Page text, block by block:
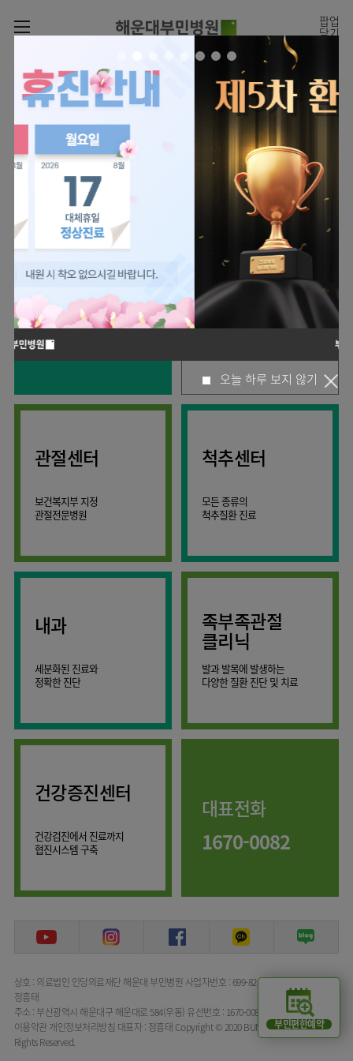
오늘 하루 보지 않기
팝업
닫기
로그인
회원가입
나의진료정보
온라인진료예약
증명서재발급
증명서발급내역
전문센터
전체보기
로봇수술센터
족부·
족관절클리닉
소아골절클리닉
척추내시경센터
척추변형센터
심뇌혈관센터
인공신장센터
특수치료내시경센터
간담도췌장이식센터
건강증진센터
외상골절센터
인터벤션센터
인지장애
류마티스센터
복강경수술센터
진료시간표
진료과 전체보기
정형외과
소아청소년정형외과
신경외과
신경과
내과
내분비내과
신장내과
호흡기내과
외과
비뇨의학과
산부인과
가정의학과
마취통증의학과
응급의학과
의료진
외래진료
입/
병문안
응급실
진료협력센터
콜센터
증명서재발급
비급여진료비
장비안내
층별안내
주차시설
안내
오시는길
병원소개
병원장인사말
비전과
부민스토리
연혁
조직도
임상시험센터
미디어센터
언론보도
칭찬합시다
고객의소리
부민병원
부민그룹소개
이사장소개
비전과
핵심가치
부민스토리
글로벌
얼라이언스
조직도
의료진
소개
부민그룹소식
사회공헌
건강토크
RUS
온라인
진료예약
회원서비스
온라인 진료 예약
진료시간표
09:00~18:00
09:00~17:00
토요일
09:00~13:00
의료진
소개
전문성과 경험을 갖춘
의료진의 환자 맞춤형 진료
외래안내
외래진료 예약안내
관절센터
보건복지부 지정
관절전문병원
척추센터
모든 종류의
척추질환 진료
내과
세분화된 진료와
정확한 진단
족부족관절
클리닉
발과 발목에 발생하는
다양한 질환 진단 및 치료
건강증진센터
건강검진에서 진료까지
협진시스템 구축
대표전화
1670-0082
부민편한예약
상호 : 의료법인 인당의료재단 해운대 부민병원 사업자번호 : 699-82-00072대표자명 :
정흥태
주소 : 부산광역시 해운대구 해운대로 584(우동) 유선번호 : 1670-0082
이용약관 개인정보처리방침 대표자 : 정흥태 Copyright © 2020 BUMIN HOSPITAL All
Rights Reserved.